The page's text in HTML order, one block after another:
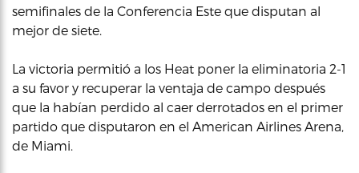
semifinales de la Conferencia Este que disputan al
mejor de siete.
La victoria permitió a los Heat poner la eliminatoria 2-1
a su favor y recuperar la ventaja de campo después
que la habían perdido al caer derrotados en el primer
partido que disputaron en el American Airlines Arena,
de Miami.